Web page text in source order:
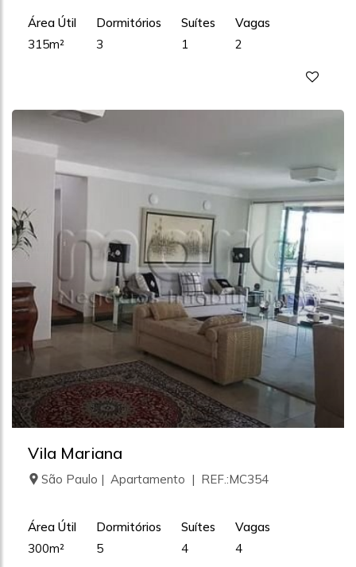
Área Útil
315m²
Dormitórios
3
Suítes
1
Vagas
2
Vila Mariana
São Paulo | Apartamento | REF.:MC354
Área Útil
300m²
Dormitórios
5
Suítes
4
Vagas
4